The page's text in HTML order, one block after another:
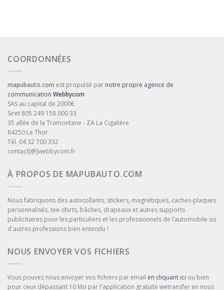
COORDONNÉES
mapubauto.com est propulsé par notre propre agence de
communication Webbycom
SAS au capital de 2000€
Siret 805 249 158 000 33
35 allée de la Tramontane - ZA La Cigalière
84250 Le Thor
Tél. 04 32 700 332
contact[@]webbycom.fr
À PROPOS DE MAPUBAUTO.COM
Nous fabriquons des autocollants, stickers, magnétiques, caches-plaques
personnalisés, tee-shirts, bâches, drapeaux et autres supports
publicitaires pour les particuliers et les professionnels de l’automobile ou
d'autres professions bien entendu !
NOUS ENVOYER VOS FICHIERS
Vous pouvez nous envoyer vos fichiers par email en cliquant ici ou bien
pour ceux dépassant 10 Mo par l'application gratuite wetransfer en nous